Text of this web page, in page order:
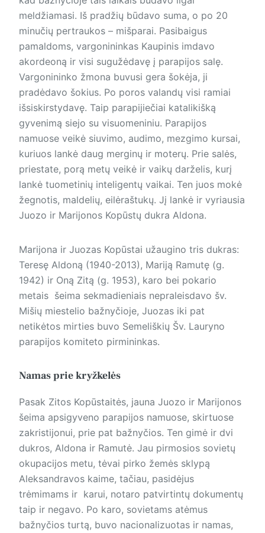
meldžiamasi. Iš pradžių būdavo suma, o po 20
minučių pertraukos – mišparai. Pasibaigus
pamaldoms, vargonininkas Kaupinis imdavo
akordeoną ir visi sugužėdavę į parapijos salę.
Vargonininko žmona buvusi gera šokėja, ji
pradėdavo šokius. Po poros valandų visi ramiai
išsiskirstydavę. Taip parapijiečiai katalikišką
gyvenimą siejo su visuomeniniu. Parapijos
namuose veikė siuvimo, audimo, mezgimo kursai,
kuriuos lankė daug merginų ir moterų. Prie salės,
priestate, porą metų veikė ir vaikų darželis, kurį
lankė tuometinių inteligentų vaikai. Ten juos mokė
žegnotis, maldelių, eilėraštukų. Jį lankė ir vyriausia
Juozo ir Marijonos Kopūstų dukra Aldona.
Marijona ir Juozas Kopūstai užaugino tris dukras:
Teresę Aldoną (1940-2013), Mariją Ramutę (g.
1942) ir Oną Zitą (g. 1953), karo bei pokario
metais šeima sekmadieniais nepraleisdavo šv.
Mišių miestelio bažnyčioje, Juozas iki pat
netikėtos mirties buvo Semeliškių Šv. Lauryno
parapijos komiteto pirmininkas.
Namas prie kryžkelės
Pasak Zitos Kopūstaitės, jauna Juozo ir Marijonos
šeima apsigyveno parapijos namuose, skirtuose
zakristijonui, prie pat bažnyčios. Ten gimė ir dvi
dukros, Aldona ir Ramutė. Jau pirmosios sovietų
okupacijos metu, tėvai pirko žemės sklypą
Aleksandravos kaime, tačiau, pasidėjus
trėmimams ir karui, notaro patvirtintų dokumentų
taip ir negavo. Po karo, sovietams atėmus
bažnyčios turtą, buvo nacionalizuotas ir namas,